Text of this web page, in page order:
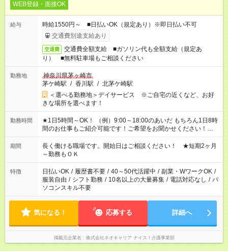
WEB登録・面接OK
給与
時給1550円～ ■日払いOK（規定あり）※即日払い不可
交通費別途支給あり
交通費
交通費全額支給 ■ガソリン代も全額支給（規定あ
り） ■無料駐車場もご相談ください
勤務地
神奈川県茅ヶ崎市
茅ケ崎駅 / 香川駅 / 北茅ケ崎駅
＜選べる勤務地＞デイサービス ※ご自宅の近くなど、お好
きな場所を選べます！
勤務時間
★1日5時間～OK！ （例）9:00～18:00のあいだ もちろん1日8時
間のお仕事もご紹介可能です！ご希望をお聞かせください！★家
庭の都合でお休みが必要な場合も遠慮なくご相談ください。 ※
週最低15時間以上の勤務が必要です
期間
長く働ける職場です。開始日はご相談ください！ ★短期2ヶ月
～勤務もＯＫ
特徴 日払いOK / 履歴書不要 / 40～50代活躍中 / 副業・WワークOK /
服装自由 / シフト勤務 / 10名以上の大量募集 / 電話対応なし / パ
ソコンスキル不要
気になる！ 応募する 詳細へ
掲載元企業名 株式会社ネオキャリア ナイス！介護事業部